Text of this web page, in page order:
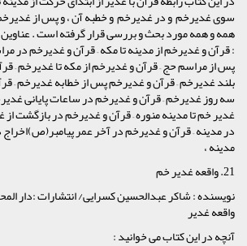
سوی غدیرخم و در غدیرخم و خطبه آن ، و پس از
همه و همه مورد بحث و بررسی قرار گرفته است . عناوین
: قرآن و غدیرخم از مدینه تا مکه – قرآن و غدیرخم در
پس از مراسم حج – قرآن و غدیرخم از مکه تا غدیرخم –
بلند غدیرخم – قرآن و غدیرخم پس از خطابه غدیرخم –
سه روز غدیرخم – قرآن و غدیرخم در ساعات پایانی
غدیر خم تا مدینه منوره – قرآن و غدیرخم در بازگشت
در مدینه – قرآن و غدیرخم در آخر عمر
مدینه ،
21. واقعه غدیر خم
نویسنده : شاکر عبدالحسین کسرایی/ انتشارات :دار
واقعه غدیر
آنچه در این کتاب می خوانید :